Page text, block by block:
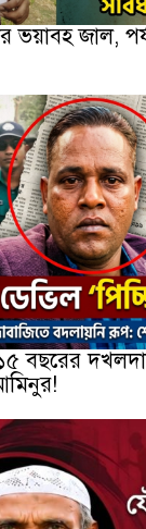
ভয়াবহ জাল,
বছরের